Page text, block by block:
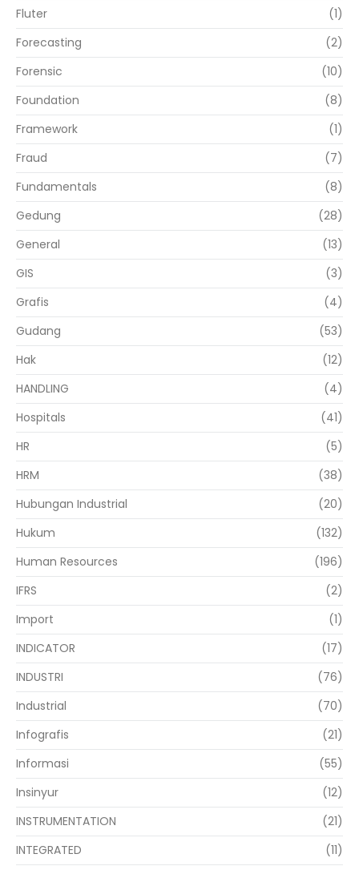
Fluter
(1)
Forecasting
(2)
Forensic
(10)
Foundation
(8)
Framework
(1)
Fraud
(7)
Fundamentals
(8)
Gedung
(28)
General
(13)
GIS
(3)
Grafis
(4)
Gudang
(53)
Hak
(12)
HANDLING
(4)
Hospitals
(41)
HR
(5)
HRM
(38)
Hubungan Industrial
(20)
Hukum
(132)
Human Resources
(196)
IFRS
(2)
Import
(1)
INDICATOR
(17)
INDUSTRI
(76)
Industrial
(70)
Infografis
(21)
Informasi
(55)
Insinyur
(12)
INSTRUMENTATION
(21)
INTEGRATED
(11)